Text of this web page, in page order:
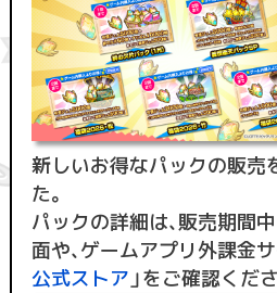
新しいお得なパックの販売
た。
パックの詳細は、販売期間
面や、ゲームアプリ外課金
公式ストア 」をご確認くだ